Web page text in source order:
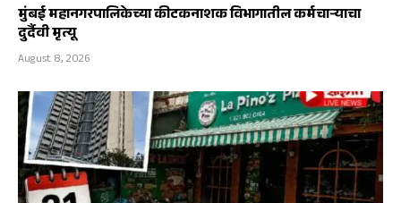
मुंबई महानगरपालिकेच्या कीटकनाशक विभागातील कर्मचाऱ्याचा
दुर्दैवी मृत्यू
August 8, 2026